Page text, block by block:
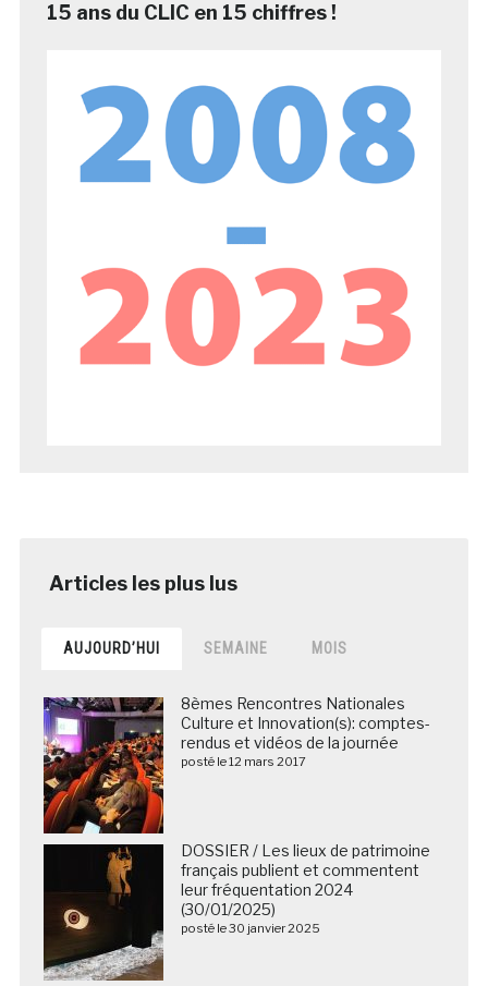
15 ans du CLIC en 15 chiffres !
AUJOURD’HUI SEMAINE MOIS
8èmes Rencontres Nationales
Culture et Innovation(s): comptes-
rendus et vidéos de la journée
posté le 12 mars 2017
DOSSIER / Les lieux de patrimoine
français publient et commentent
leur fréquentation 2024
(30/01/2025)
posté le 30 janvier 2025